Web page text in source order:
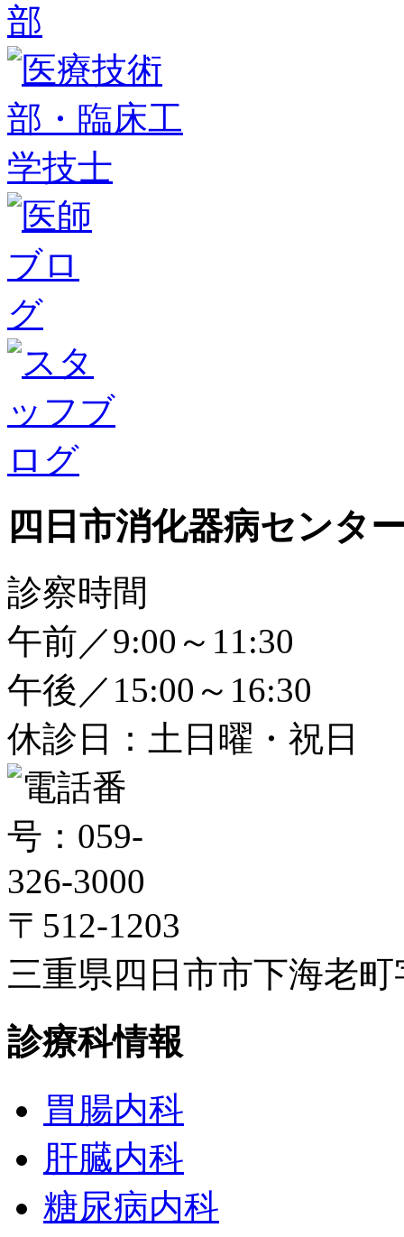
四日市消化器病センタ
診察時間
午前／9:00～11:30
午後／15:00～16:30
休診日：土日曜・祝日
〒512-1203
三重県四日市市下海老町
診療科情報
胃腸内科
肝臓内科
糖尿病内科